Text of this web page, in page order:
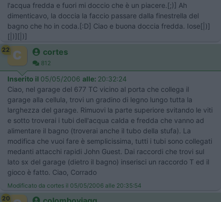
l'acqua fredda e fuori mi doccio che è un piacere.[;)] Ah
dimenticavo, la doccia la faccio passare dalla finestrella del
bagno che ho in coda.[:D] Ciao e buona doccia fredda. Iose[|)]
[|)][|)]
22 cortes
812
Inserito il 05/05/2006 alle: 20:32:24
Ciao, nel garage del 677 TC vicino al porta che collega il
garage alla cellula, trovi un gradino di legno lungo tutta la
larghezza del garage. Rimuovi la parte superiore svitando le viti
e sotto troverai i tubi dell'acqua calda e fredda che vanno ad
alimentare il bagno (troverai anche il tubo della stufa). La
modifica che vuoi fare è semplicissima, tutti i tubi sono collegati
medanti attacchi rapidi John Guest. Dai raccordi che trovi sul
lato sx del garage (dietro il bagno) inserisci un raccordo T ed il
gioco è fatto. Ciao, Corrado
Modificato da cortes il 05/05/2006 alle 20:35:54
20